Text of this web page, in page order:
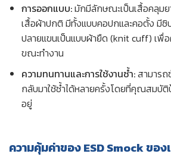
การออกแบบ:มักมีลักษณะเป็นเสื้อคลุม
เสื้อผ้าปกติ มีทั้งแบบคอปกและคอตั้ง มีซิ
ปลายแขนเป็นแบบผ้ายืด (knit cuff) เพื่อ
ขณะทำงาน
ความทนทานและการใช้งานซ้ำ:สามารถ
กลับมาใช้ซ้ำได้หลายครั้งโดยที่คุณสมบั
อยู่
ความคุ้มค่าของ ESD Smock ของ